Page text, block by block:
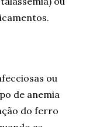
ou
de anemia
do ferro